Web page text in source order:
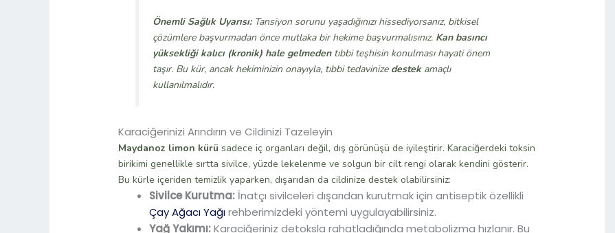
Önemli Sağlık Uyarısı:Tansiyon sorunu yaşadığınızı hissediyorsanız, bitkisel
çözümlere başvurmadan önce mutlaka bir hekime başvurmalısınız. Kan basıncı
yüksekliği kalıcı (kronik) hale gelmedentıbbi teşhisin konulması hayati önem
taşır. Bu kür, ancak hekiminizin onayıyla, tıbbi tedavinize destekamaçlı
kullanılmalıdır.
Karaciğerinizi Arındırın ve Cildinizi Tazeleyin
Maydanoz limon kürü sadece iç organları değil, dış görünüşü de iyileştirir. Karaciğerdeki toksin
birikimi genellikle sırtta sivilce, yüzde lekelenme ve solgun bir cilt rengi olarak kendini gösterir.
Bu kürle içeriden temizlik yaparken, dışarıdan da cildinize destek olabilirsiniz:
Sivilce Kurutma: İnatçı sivilceleri dışarıdan kurutmak için antiseptik özellikli
Çay Ağacı Yağırehberimizdeki yöntemi uygulayabilirsiniz.
Yağ Yakımı:Karaciğeriniz detoksla rahatladığında metabolizma hızlanır. Bu